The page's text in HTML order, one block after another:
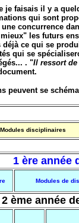
je faisais il y a
qui sont
concurrence
les futurs
déjà ce qui se
qui se
. "Il ressort
peuvent se
Modules disciplinaires
1 ère année
Modules de
2 ème année